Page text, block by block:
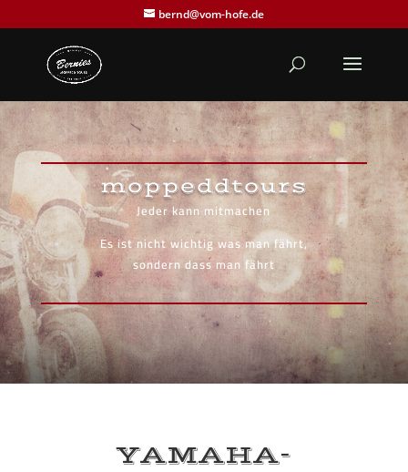
bernd@vom-hofe.de
moppeddtours
Jeder kann mitmachen
Es ist nicht wichtig was man fährt,
sondern dass man fährt
YAMAHA-